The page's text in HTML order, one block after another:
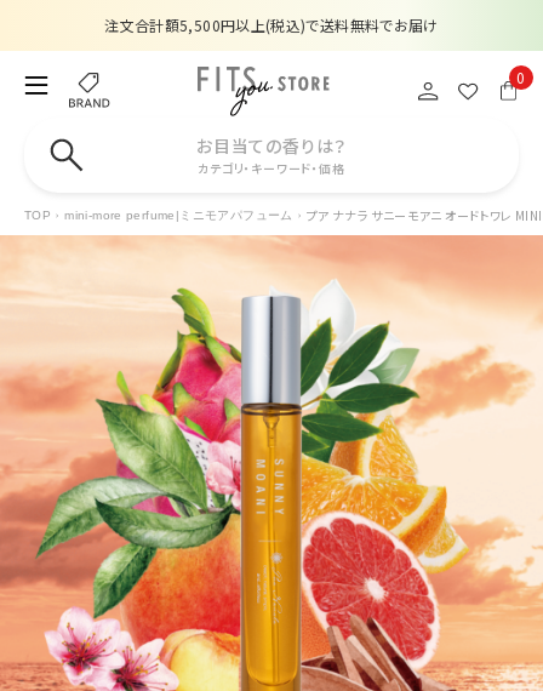
注文合計額5,500円以上(税込)で送料無料でお届け
夏季休業のお知らせ
【数量限定】購入金額6,000円(税込)以上で香水サンプルプレゼント
注文合計額5,500円以上(税込)で送料無料でお届け
0
お目当ての香りは？
カテゴリ・キーワード・価格
TOP mini-more perfume|ミニモアパフューム プア ナナラ サニーモアニ オードトワレ